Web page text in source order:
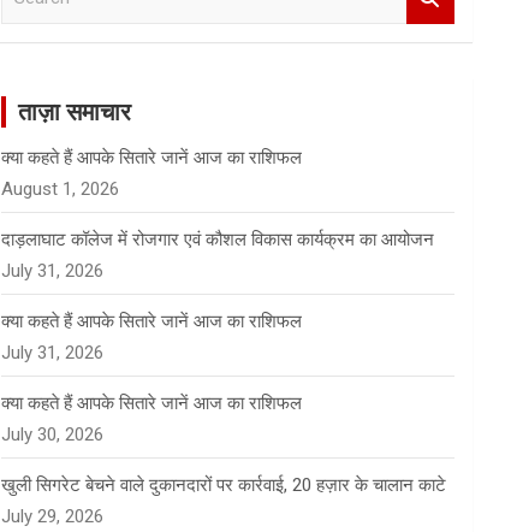
ताज़ा समाचार
क्या कहते हैं आपके सितारे जानें आज का राशिफल
August 1, 2026
दाड़लाघाट कॉलेज में रोजगार एवं कौशल विकास कार्यक्रम का आयोजन
July 31, 2026
क्या कहते हैं आपके सितारे जानें आज का राशिफल
July 31, 2026
क्या कहते हैं आपके सितारे जानें आज का राशिफल
July 30, 2026
खुली सिगरेट बेचने वाले दुकानदारों पर कार्रवाई, 20 हज़ार के चालान काटे
July 29, 2026